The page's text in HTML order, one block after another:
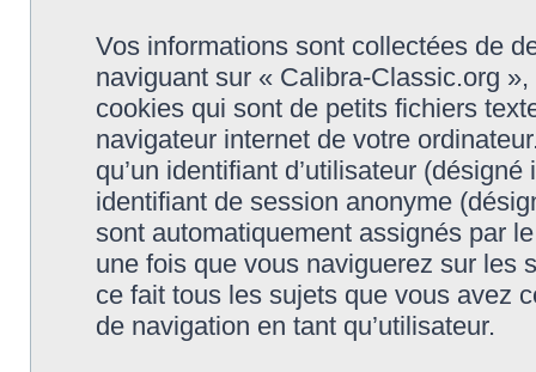
Vos informations sont collectées de
naviguant sur « Calibra-Classic.org
cookies qui sont de petits fichiers
navigateur internet de votre
qu’un identifiant d’utilisateur
identifiant de session anonyme
sont automatiquement assignés par
une fois que vous naviguerez sur les
ce fait tous les sujets que vous avez
de navigation en tant qu’utilisateur.